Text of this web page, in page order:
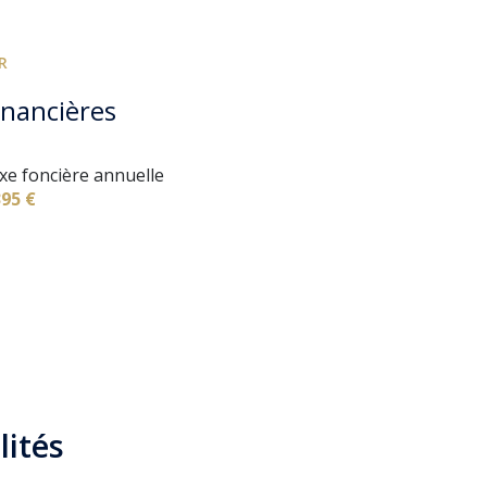
interphone
foncière annuelle
€